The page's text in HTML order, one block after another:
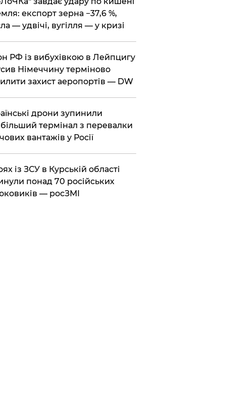
експорт зерна −37,6 %,
— удвічі, вугілля — у кризі
РФ із вибухівкою в Лейпцигу
Німеччину терміново
захист аеропортів — DW
дрони зупинили
термінал з перевалки
вантажів у Росії
із ЗСУ в Курській області
понад 70 російських
— росЗМІ